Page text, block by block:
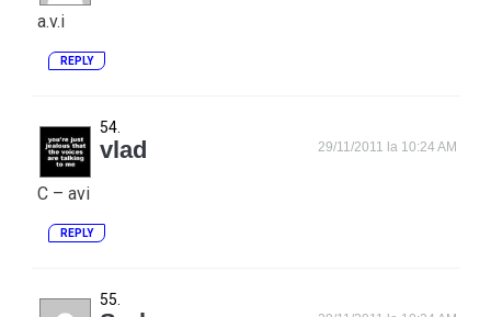
a.v.i
REPLY
vlad 29/11/2011 la 10:24 AM
C – avi
REPLY